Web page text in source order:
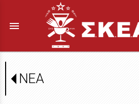
menu
ΝΕΑ